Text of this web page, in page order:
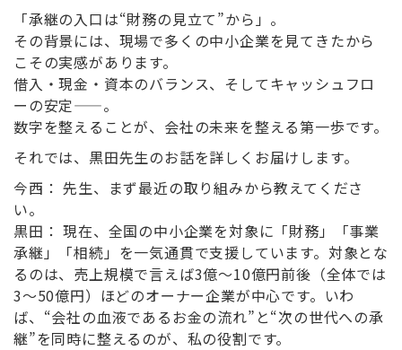
「承継の入口は“財務の見立て”から」。
その背景には、現場で多くの中小企業を見てきたから
こその実感があります。
借入・現金・資本のバランス、そしてキャッシュフロ
ーの安定——。
数字を整えることが、会社の未来を整える第一歩です。
それでは、黒田先生のお話を詳しくお届けします。
今西 ： 先生、まず最近の取り組みから教えてくださ
い。
黒田： 現在、全国の中小企業を対象に「財務」「事業
承継」「相続」を一気通貫で支援しています。対象とな
るのは、売上規模で言えば3億〜10億円前後（全体では
3〜50億円）ほどのオーナー企業が中心です。いわ
ば、“会社の血液であるお金の流れ”と“次の世代への承
継”を同時に整えるのが、私の役割です。